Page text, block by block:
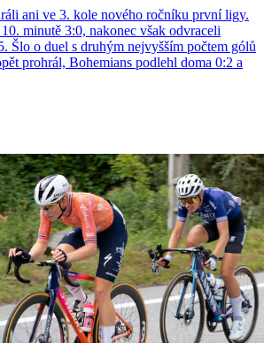
ani ve 3. kole nového ročníku první ligy.
minutě 3:0, nakonec však odvraceli
Šlo o duel s druhým nejvyšším počtem gólů
prohrál, Bohemians podlehl doma 0:2 a